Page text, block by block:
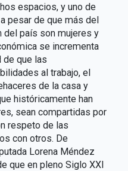
espacios, y uno de
pesar de que más del
del país son mujeres y
se incrementa
de que las
al trabajo, el
de la casa y
históricamente han
sean compartidas por
respeto de las
con otros. De
Lorena Méndez
que en pleno Siglo XXI